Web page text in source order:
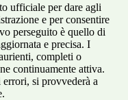
ufficiale per dare agli
e per consentire
perseguito è quello di
e precisa. I
completi o
continuamente attiva.
errori, si provvederà a